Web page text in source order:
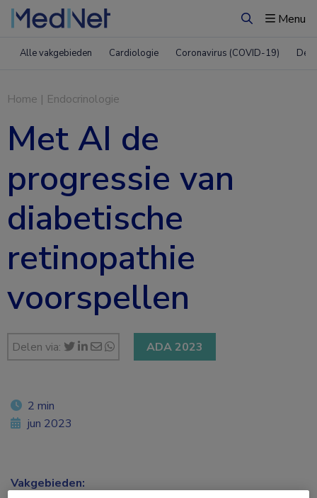
ZoekenMenu
Alle vakgebieden Cardiologie Coronavirus (COVID-19)
Home | Endocrinologie
Met AI de
progressie van
diabetische
retinopathie
voorspellen
Delen via: ADA 2023
2 min
jun 2023
Vakgebieden: